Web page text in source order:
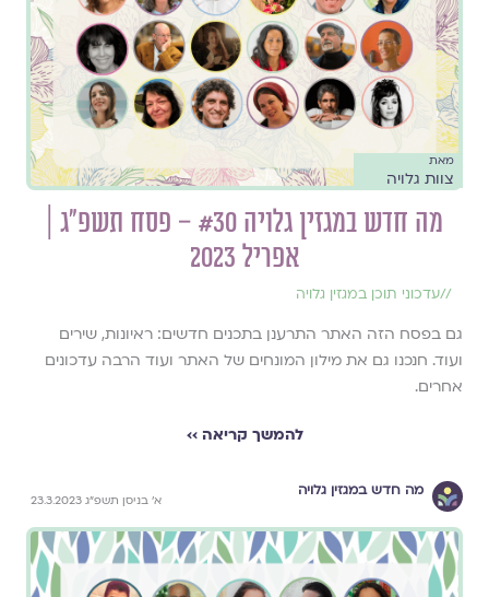
מאת
צוות גלויה
מה חדש במגזין גלויה #30 – פסח תשפ״ג |
אפריל 2023
//עדכוני תוכן במגזין גלויה
גם בפסח הזה האתר התרענן בתכנים חדשים: ראיונות, שירים
ועוד. חנכנו גם את מילון המונחים של האתר ועוד הרבה עדכונים
אחרים.
להמשך קריאה ››
מה חדש במגזין גלויה
א׳ בניסן תשפ״ג 23.3.2023